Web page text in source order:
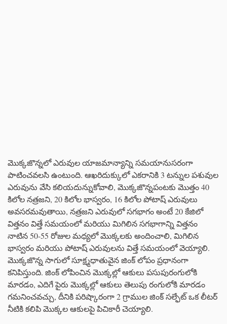
మొక్కజొన్నలో ఎరువుల యాజమాన్యాన్ని సమయానుసరంగా
పాటించవలసి ఉంటుంది. ఆఖరిదుక్కులో ఎకరానికి 3 టన్నుల పశువుల
ఎరువును వేసి కలియదున్నుకోవాలి, మొక్కజొన్నపంటకు మొత్తం 40
కిలోల నత్రజని, 20 కిలోల భాస్వరం, 16 కిలోల పోటాష్ ఎరువులు
అవసరమవుతాయి, నత్రజని ఎరువులో సగభాగం అంటే 20 కేజిలో
విత్తనం విత్తే సమయంలో మరియు మిగిలిన సగభాగాన్ని విత్తనం
నాటిన 50-55 రోజుల మధ్యలో మొక్కలకు అందించాలి, మిగిలిన
భాస్వరం మరియు పోటాష్ ఎరువులను విత్తే సమయంలో వెయ్యాలి.
మొక్కజొన్న సాగులో సూక్ష్మధాతువైన జింక్ లోపం ప్రధానంగా
కనిపిస్తుంది. జింక్ లోపించిన మొక్కల్లో ఆకులు పసుపురంగులోకి
మారడం, ఎదిగే పైరు మొక్కల్లో ఆకులు తెలుపు రంగులోకి మారడం
గమనించవచ్చు, దీనికి పరిష్కారంగా 2 గ్రాముల జింక్ సల్ఫేట్ ఒక లీటర్
నీటికి కలిపి మొక్కల ఆకులపై పిచికారీ చెయ్యాలి.